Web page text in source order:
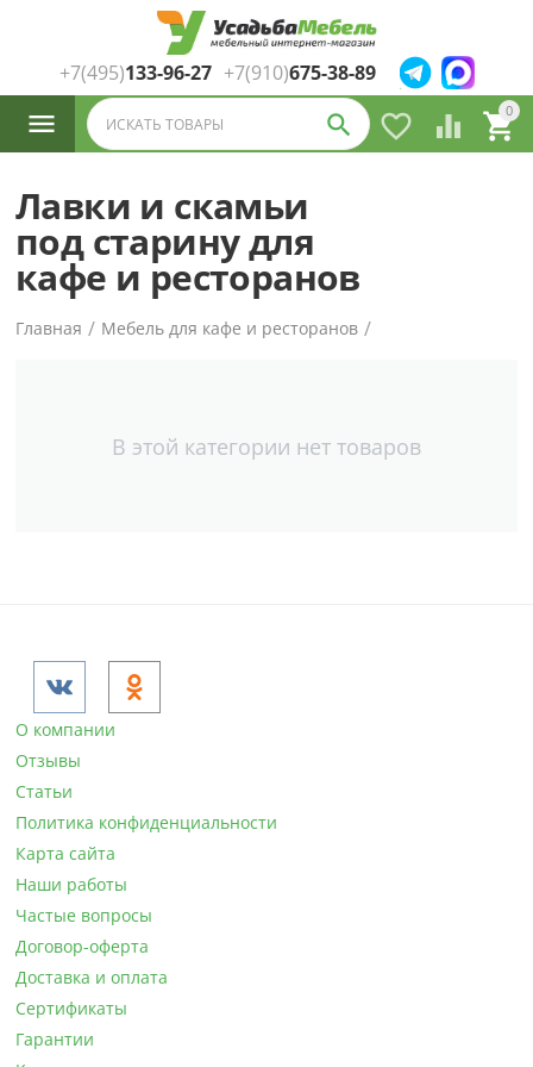
+7(495)133-96-27 +7(910)675-38-89
0

 

Каталог
товаров
Лавки и скамьи
под старину для
кафе и ресторанов
Главная / Мебель для кафе и ресторанов /
В этой категории нет товаров
Матрасы
Мебель под старину
Комоды из дерева
Шкафы из массива дерева
Тумбы из дерева
Церковная мебель
О компании
Отзывы
Статьи
Политика конфиденциальности
Карта сайта
Наши работы
Частые вопросы
Договор-оферта
Доставка и оплата
Сертификаты
Гарантии